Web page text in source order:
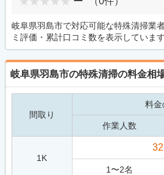
岐阜県羽島市で対応可能な特殊清掃業
ミ評価・累計口コミ数を表示しています
岐阜県羽島市の特殊清掃の料金相
間取り
料
作業人数
1K
1 〜2名